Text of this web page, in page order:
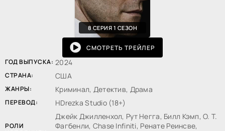
8 СЕРИЯ 1 СЕЗОН
СМОТРЕТЬ ТРЕЙЛЕР
ГОД ВЫПУСКА: 2024
СТРАНА: США
ЖАНРЫ: Криминал, Детектив, Драма
ПЕРЕВОД: HDrezka Studio (18+)
РОЛИ
Джейк Джилленхол, Рут Негга, Билл Кэмп, О. Т.
Фагбенли, Chase Infiniti, Ренате Реинсве,